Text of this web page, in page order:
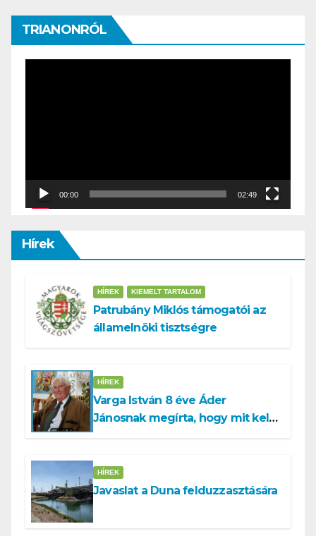
TRIANONRÓL
00:00 02:49
Hírek
HÍREK KIEMELT TARTALOM
Patrubány Miklós támogatói az
államelnöki tisztségre
HÍREK
Varga István 8 éve Áder
Jánosnak megírta, hogy mit kell
HÍREK
Javaslat a Duna felduzzasztására